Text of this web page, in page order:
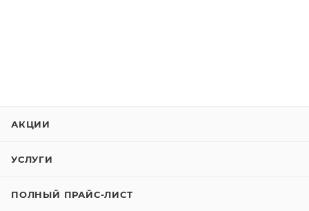
АКЦИИ
УСЛУГИ
ПОЛНЫЙ ПРАЙС-ЛИСТ